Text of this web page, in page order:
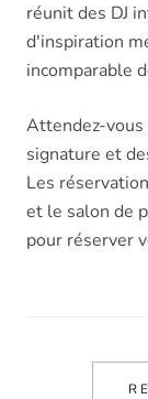
réunit des DJ
d'inspiration
incomparable
Attendez-vous
signature et
Les
et le salon de
pour réserver